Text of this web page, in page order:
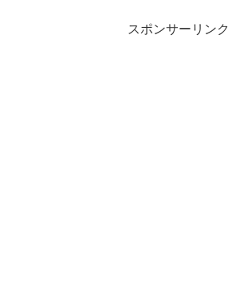
スポンサーリンク